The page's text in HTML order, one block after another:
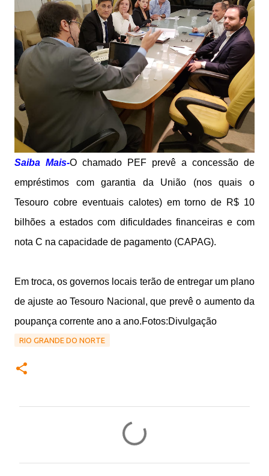
Saiba Mais-O chamado PEF prevê a concessão de
empréstimos com garantia da União (nos quais o
Tesouro cobre eventuais calotes) em torno de R$ 10
bilhões a estados com dificuldades financeiras e com
nota C na capacidade de pagamento (CAPAG).
Em troca, os governos locais terão de entregar um plano
de ajuste ao Tesouro Nacional, que prevê o aumento da
poupança corrente ano a ano.Fotos:Divulgação
RIO GRANDE DO NORTE